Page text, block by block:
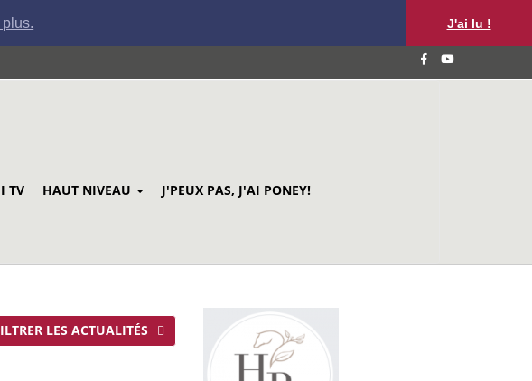
J'ai lu !
TV HAUT NIVEAU J'PEUX PAS, J'AI PONEY!
LES ACTUALITÉS